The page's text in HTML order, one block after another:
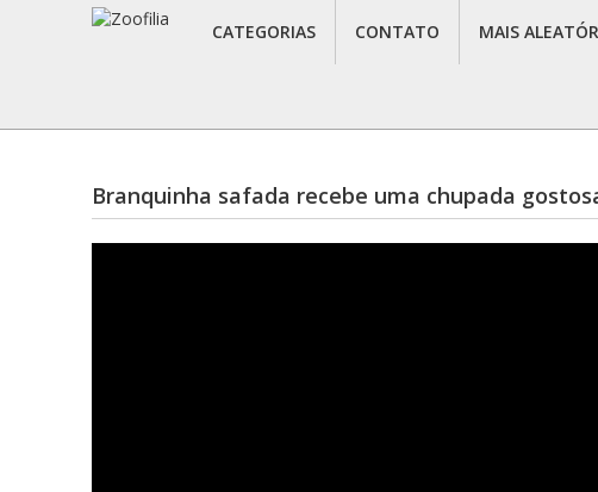
CATEGORIAS CONTATO MAIS
Branquinha safada recebe uma chupada